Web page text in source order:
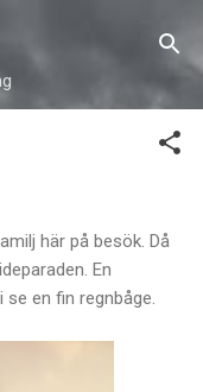
här på besök. Då
En
se en fin regnbåge.